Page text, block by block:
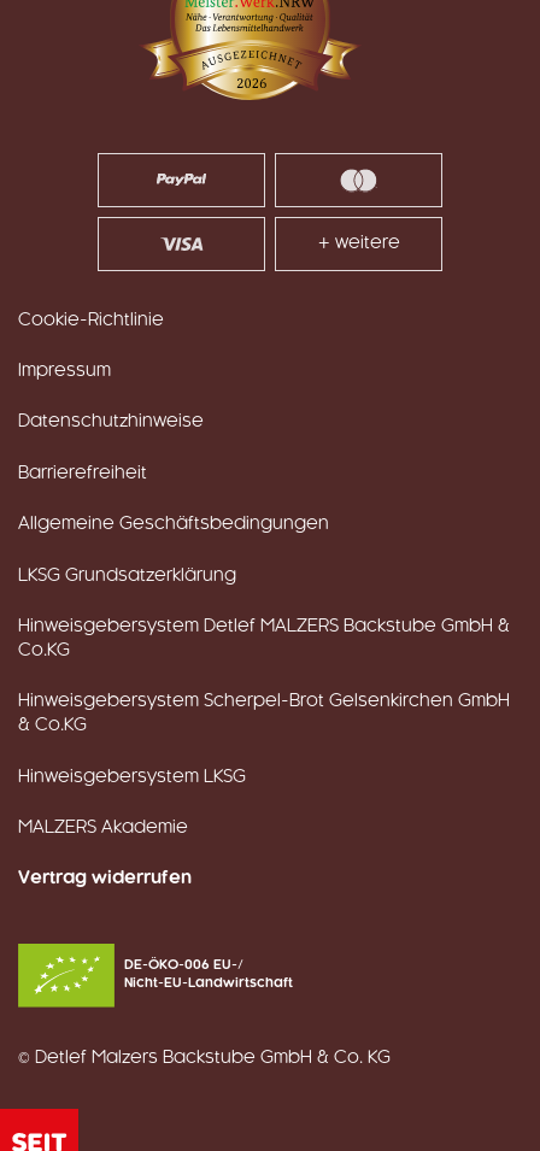
+ weitere
Cookie-Richtlinie
Impressum
Datenschutzhinweise
Barrierefreiheit
Allgemeine Geschäftsbedingungen
LKSG Grundsatzerklärung
Hinweisgebersystem Detlef MALZERS Backstube GmbH &
Co.KG
Hinweisgebersystem Scherpel-Brot Gelsenkirchen GmbH
& Co.KG
Hinweisgebersystem LKSG
MALZERS Akademie
Vertrag widerrufen
DE-ÖKO-006 EU-/
Nicht-EU-Landwirtschaft
© Detlef Malzers Backstube GmbH & Co. KG